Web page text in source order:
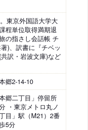
東京外国語大学大
程単位取得満期退
の指さし会話帳 チ
)、訳書に『チベッ
訳・岩波文庫)など
郷2-14-10
郷二丁目」停留所
・東京メトロ丸ノ
目」駅（M21）2番
5分